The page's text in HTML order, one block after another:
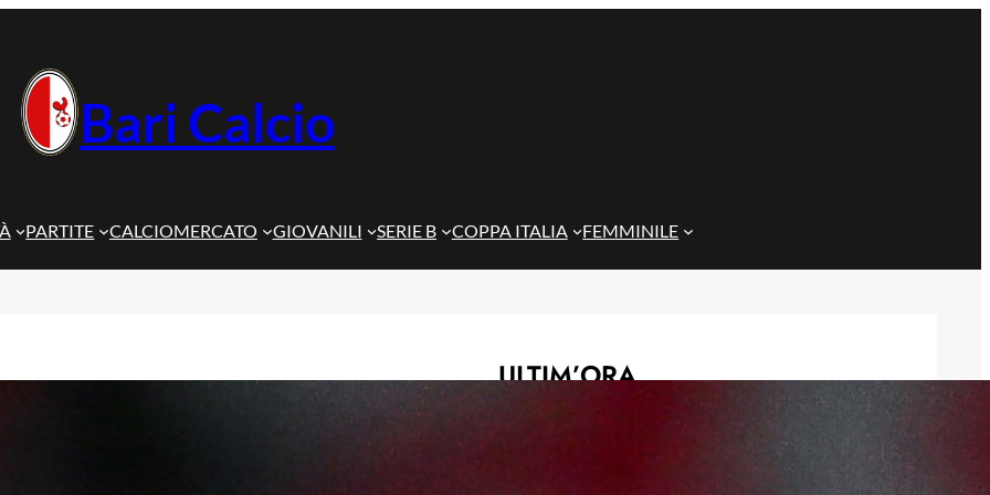
Bari Calcio
PARTITE CALCIOMERCATO GIOVANILI SERIE B COPPA ITALIA FEMMINILE
ULTIM’ORA